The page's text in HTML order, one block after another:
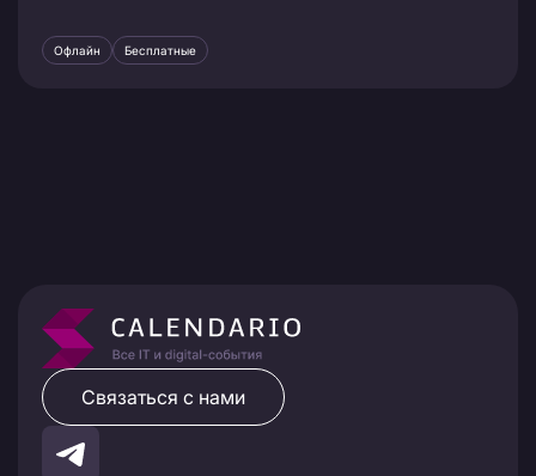
Офлайн Бесплатные
Связаться с нами